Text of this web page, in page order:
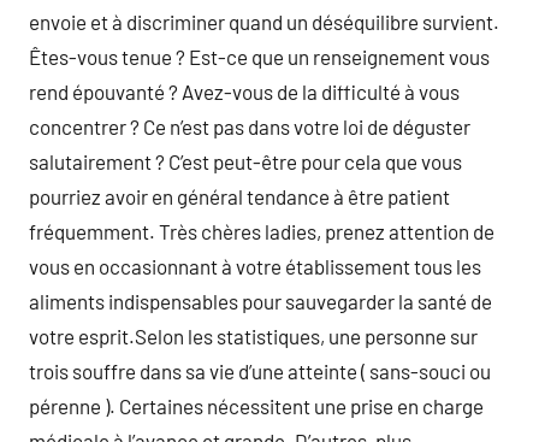
envoie et à discriminer quand un déséquilibre survient.
Êtes-vous tenue ? Est-ce que un renseignement vous
rend épouvanté ? Avez-vous de la difficulté à vous
concentrer ? Ce n’est pas dans votre loi de déguster
salutairement ? C’est peut-être pour cela que vous
pourriez avoir en général tendance à être patient
fréquemment. Très chères ladies, prenez attention de
vous en occasionnant à votre établissement tous les
aliments indispensables pour sauvegarder la santé de
votre esprit.Selon les statistiques, une personne sur
trois souffre dans sa vie d’une atteinte ( sans-souci ou
pérenne ). Certaines nécessitent une prise en charge